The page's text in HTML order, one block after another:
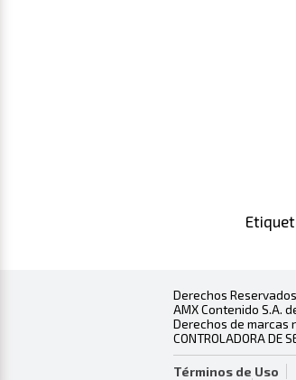
Derechos
AMX Contenido S.A.
Derechos de marcas
CONTROLADORA DE
Términos de Uso